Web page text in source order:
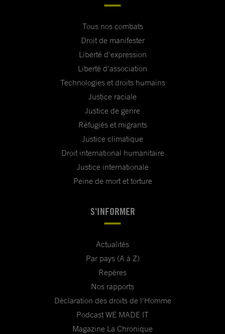
Tous nos combats
Droit de manifester
Liberté d'expression
Liberté d'association
Technologies et droits humains
Justice raciale
Justice de genre
Réfugiés et migrants
Justice climatique
Droit international humanitaire
Justice internationale
Peine de mort et torture
S'INFORMER
Actualités
Par pays (A à Z)
Repères
Nos rapports
Déclaration des droits de l'Homme
Podcast WE MADE IT
Magazine La Chronique